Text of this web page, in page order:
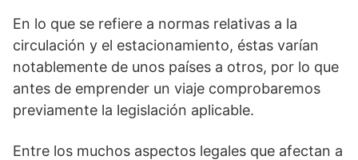
En lo que se refiere a normas relativas a la
circulación y el estacionamiento, éstas varían
notablemente de unos países a otros, por lo que
antes de emprender un viaje comprobaremos
previamente la legislación aplicable.
Entre los muchos aspectos legales que afectan a